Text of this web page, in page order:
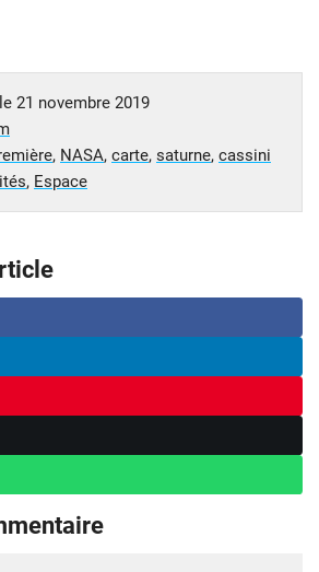
21 novembre 2019
, NASA, carte, saturne, cassini
, Espace